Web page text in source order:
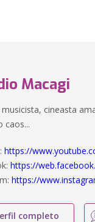
Macagi
musicista, cineasta
caos...
https://
https://
https://
completo